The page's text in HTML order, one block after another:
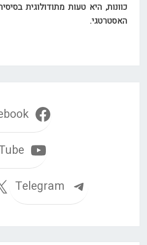
כוונות, היא טעות מתודולוגית
האסטרטגי.
Telegram